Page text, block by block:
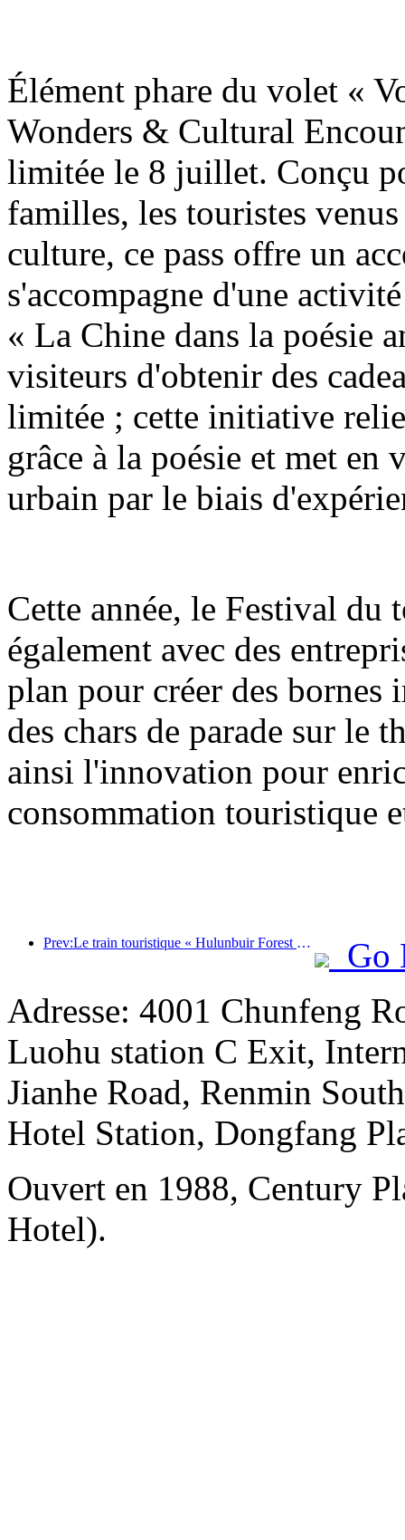
Élément phare du volet «
Wonders & Cultural
limitée le 8 juillet. Conçu
familles, les touristes
culture, ce pass offre un
s'accompagne d'une
« La Chine dans la poésie
visiteurs d'obtenir des
limitée ; cette initiative
grâce à la poésie et met
urbain par le biais
Cette année, le Festival du
également avec des
plan pour créer des
des chars de parade sur le
ainsi l'innovation pour
consommation touristique
Prev:Le train touristique « Hulunbuir Forest Rendezvous - Daxinganling Express - Starlight Train - Tianyi Journey » effectue son voyage inaugural.
Go
Adresse: 4001 Chunfeng
Luohu station C Exit,
Jianhe Road, Renmin
Hotel Station, Dongfang
Ouvert en 1988, Century
Hotel).